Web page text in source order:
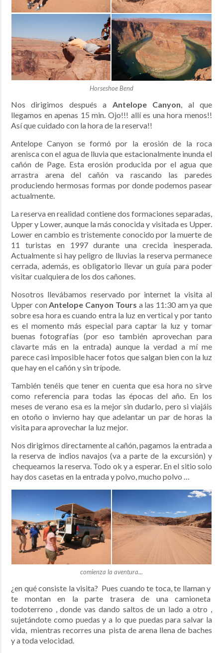
Horseshoe Bend
Nos dirigimos después a Antelope Canyon, al que
llegamos en apenas 15 min. Ojo!!! allí es una hora menos!!
Así que cuidado con la hora de la reserva!!
Antelope Canyon se formó por la erosión de la roca
arenisca con el agua de lluvia que estacionalmente inunda el
cañón de Page. Esta erosión producida por el agua que
arrastra arena del cañón va rascando las paredes
produciendo hermosas formas por donde podemos pasear
actualmente.
La reserva en realidad contiene dos formaciones separadas,
Upper y Lower, aunque la más conocida y visitada es Upper.
Lower en cambio es tristemente conocido por la muerte de
11 turistas en 1997 durante una crecida inesperada.
Actualmente si hay peligro de lluvias la reserva permanece
cerrada, además, es obligatorio llevar un guía para poder
visitar cualquiera de los dos cañones.
Nosotros llevábamos reservado por internet la visita al
Upper conAntelope Canyon Tours a las 11:30 am ya que
sobre esa hora es cuando entra la luz en vertical y por tanto
es el momento más especial para captar la luz y tomar
buenas fotografías (por eso también aprovechan para
clavarte más en la entrada) aunque la verdad a mí me
parece casi imposible hacer fotos que salgan bien con la luz
que hay en el cañón y sin trípode.
También tenéis que tener en cuenta que esa hora no sirve
como referencia para todas las épocas del año. En los
meses de verano esa es la mejor sin dudarlo, pero si viajáis
en otoño o invierno hay que adelantar un par de horas la
visita para aprovechar la luz mejor.
Nos dirigimos directamente al cañón, pagamos la entrada a
la reserva de indios navajos (va a parte de la excursión) y
chequeamos la reserva. Todo ok y a esperar. En el sitio solo
hay dos casetas en la entrada y polvo, mucho polvo …
comienza la aventura...
¿en qué consiste la visita? Pues cuando te toca, te llaman y
te montan en la parte trasera de una camioneta
todoterreno , donde vas dando saltos de un lado a otro ,
sujetándote como puedas y a lo que puedas para salvar la
vida, mientras recorres una pista de arena llena de baches
y a toda velocidad.